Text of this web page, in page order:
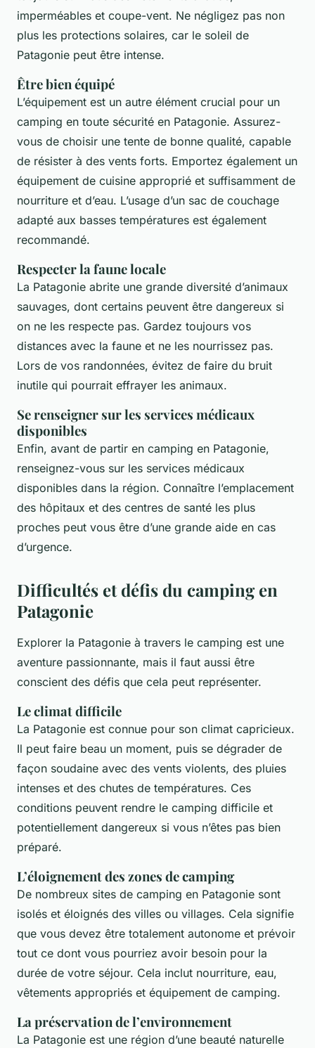
imperméables et coupe-vent. Ne négligez pas non
plus les protections solaires, car le soleil de
Patagonie peut être intense.
Être bien équipé
L’équipement est un autre élément crucial pour un
camping en toute sécurité en Patagonie. Assurez-
vous de choisir une tente de bonne qualité, capable
de résister à des vents forts. Emportez également un
équipement de cuisine approprié et suffisamment de
nourriture et d’eau. L’usage d’un sac de couchage
adapté aux basses températures est également
recommandé.
Respecter la faune locale
La Patagonie abrite une grande diversité d’animaux
sauvages, dont certains peuvent être dangereux si
on ne les respecte pas. Gardez toujours vos
distances avec la faune et ne les nourrissez pas.
Lors de vos randonnées, évitez de faire du bruit
inutile qui pourrait effrayer les animaux.
Se renseigner sur les services médicaux
disponibles
Enfin, avant de partir en camping en Patagonie,
renseignez-vous sur les services médicaux
disponibles dans la région. Connaître l’emplacement
des hôpitaux et des centres de santé les plus
proches peut vous être d’une grande aide en cas
d’urgence.
Difficultés et défis du camping en
Patagonie
Explorer la Patagonie à travers le camping est une
aventure passionnante, mais il faut aussi être
conscient des défis que cela peut représenter.
Le climat difficile
La Patagonie est connue pour son climat capricieux.
Il peut faire beau un moment, puis se dégrader de
façon soudaine avec des vents violents, des pluies
intenses et des chutes de températures. Ces
conditions peuvent rendre le camping difficile et
potentiellement dangereux si vous n’êtes pas bien
préparé.
L’éloignement des zones de camping
De nombreux sites de camping en Patagonie sont
isolés et éloignés des villes ou villages. Cela signifie
que vous devez être totalement autonome et prévoir
tout ce dont vous pourriez avoir besoin pour la
durée de votre séjour. Cela inclut nourriture, eau,
vêtements appropriés et équipement de camping.
La préservation de l’environnement
La Patagonie est une région d’une beauté naturelle